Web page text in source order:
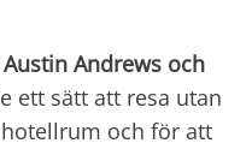
Austin Andrews och
ett sätt att resa utan
och för att